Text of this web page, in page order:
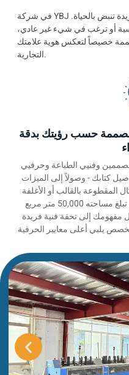
في شركة YBJ للطباعة، نجعل مفاهيم كتبك الفريدة تنبض بالحياة.
أو ترغب في شيء غير عادي،
خصيصاً لتعكس هوية علامتك
التجارية.
حسب رؤيتك بدقة
وفنيي الطباعة وحرفيي
كتابك - وصولاً إلى الميزات
المقطوعة بالقالب أو الأغلفة
المتخصصة. وبدعم من مصنعنا الذي تبلغ مساحته 50,000 متر مربع
مفهومك إلى تحفة فنية فريدة